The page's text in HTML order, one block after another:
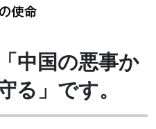
中国の悪事か
る」です。